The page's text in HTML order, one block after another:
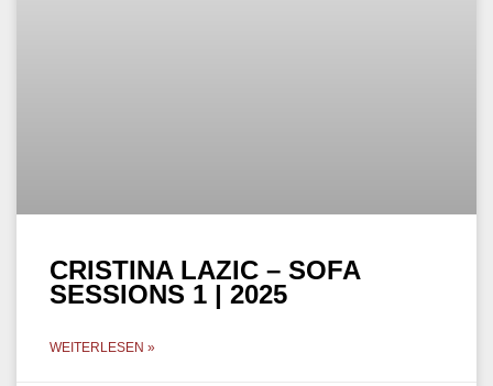
CRISTINA LAZIC – SOFA
SESSIONS 1 | 2025
WEITERLESEN »